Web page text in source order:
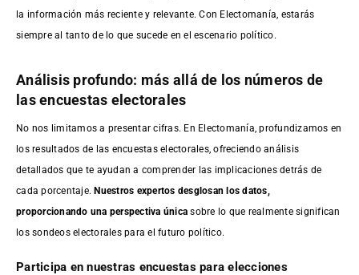
la información más reciente y relevante. Con Electomanía, estarás
siempre al tanto de lo que sucede en el escenario político.
Análisis profundo: más allá de los números de
las encuestas electorales
No nos limitamos a presentar cifras. En Electomanía, profundizamos en
los resultados de las encuestas electorales, ofreciendo análisis
detallados que te ayudan a comprender las implicaciones detrás de
cada porcentaje.Nuestros expertos desglosan los datos,
proporcionando una perspectiva única sobre lo que realmente significan
los sondeos electorales para el futuro político.
Participa en nuestras encuestas para elecciones